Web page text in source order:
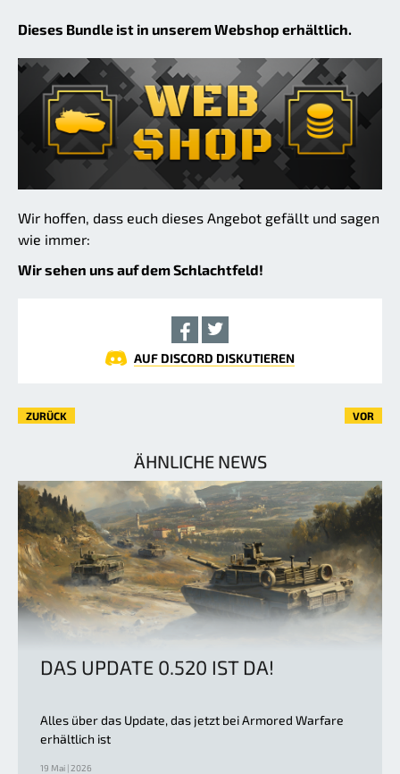
Dieses Bundle ist in unserem Webshop erhältlich.
Wir hoffen, dass euch dieses Angebot gefällt und sagen
wie immer:
Wir sehen uns auf dem Schlachtfeld!
AUF DISCORD DISKUTIEREN
ZURÜCK VOR
ÄHNLICHE NEWS
DAS UPDATE 0.520 IST DA!
Alles über das Update, das jetzt bei Armored Warfare
erhältlich ist
19 Mai | 2026